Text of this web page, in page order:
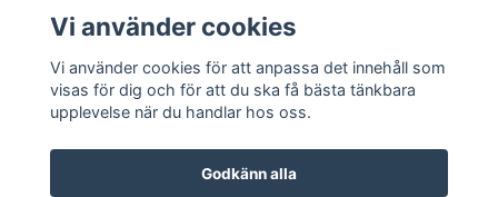
Kontaktformulär
Sociala medier
Vi använder cookies
Vi använder cookies för att anpassa det innehåll som
visas för dig och för att du ska få bästa tänkbara
upplevelse när du handlar hos oss.
Godkänn alla